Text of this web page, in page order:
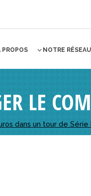
PROPOS NOTRE RÉSEAU
LE
dans un tour de Série